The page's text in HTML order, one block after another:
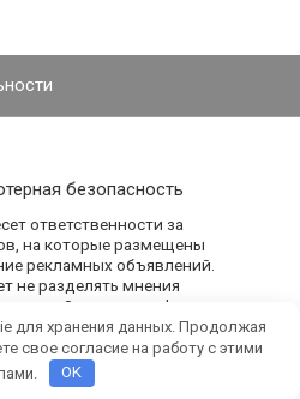
безопасность
ответственности за
на которые размещены
рекламных объявлений.
не разделять мнения
на сайте agencypark.ru.
для хранения данных. Продолжая
свое согласие на работу с этими
OK